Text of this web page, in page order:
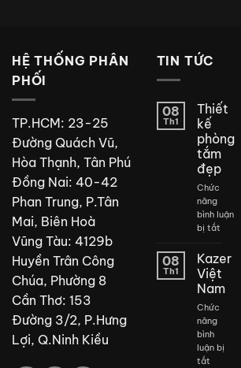
HỆ THỐNG PHÂN
PHỐI
TP.HCM: 23-25
Đường Quách Vũ,
Hòa Thạnh, Tân Phú
Đồng Nai: 40-42
Phan Trung, P.Tân
Mai, Biên Hoà
Vũng Tàu: 4129b
Huyền Trân Công
Chúa, Phường 8
Cần Thơ: 153
Đường 3/2, P.Hưng
Lợi, Q.Ninh Kiều
TIN TỨC
08
Th1
Thiết
kế
phòng
tắm
đẹp
Chức
năng
bình luận
bị tắtở
kế
phòng
tắm
đẹp
08
Th1
Kazer
Việt
Nam
Chức
năng
bình
luận bị
tắtở